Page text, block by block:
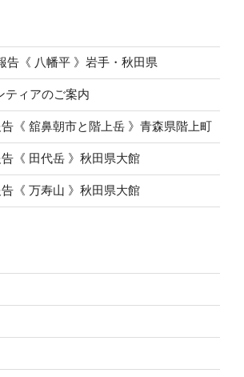
告《 八幡平 》岩手・秋田県
ティアのご案内
《 舘鼻朝市と階上岳 》青森県階上町
《 田代岳 》秋田県大館
《 万寿山 》秋田県大館